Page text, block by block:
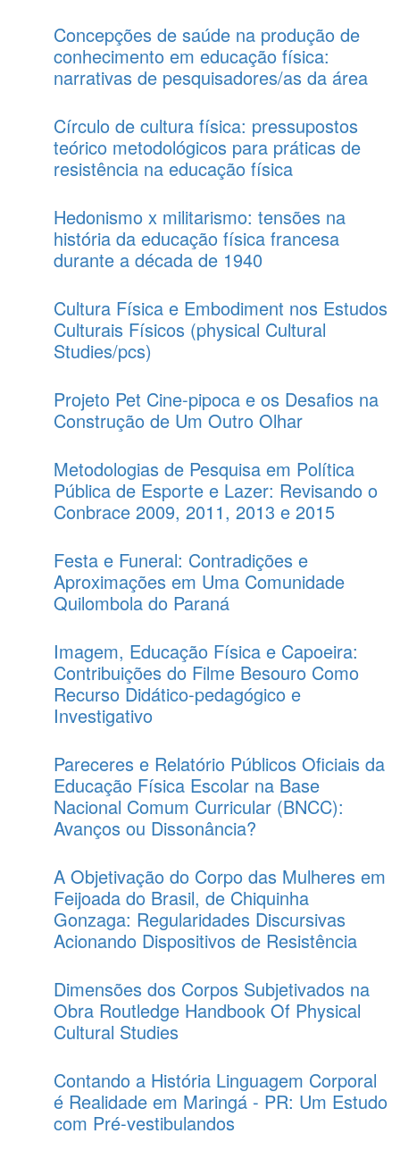
Concepções de saúde na produção de
conhecimento em educação física:
narrativas de pesquisadores/as da área
Círculo de cultura física: pressupostos
teórico metodológicos para práticas de
resistência na educação física
Hedonismo x militarismo: tensões na
história da educação física francesa
durante a década de 1940
Cultura Física e Embodiment nos Estudos
Culturais Físicos (physical Cultural
Studies/pcs)
Projeto Pet Cine-pipoca e os Desafios na
Construção de Um Outro Olhar
Metodologias de Pesquisa em Política
Pública de Esporte e Lazer: Revisando o
Conbrace 2009, 2011, 2013 e 2015
Festa e Funeral: Contradições e
Aproximações em Uma Comunidade
Quilombola do Paraná
Imagem, Educação Física e Capoeira:
Contribuições do Filme Besouro Como
Recurso Didático-pedagógico e
Investigativo
Pareceres e Relatório Públicos Oficiais da
Educação Física Escolar na Base
Nacional Comum Curricular (BNCC):
Avanços ou Dissonância?
A Objetivação do Corpo das Mulheres em
Feijoada do Brasil, de Chiquinha
Gonzaga: Regularidades Discursivas
Acionando Dispositivos de Resistência
Dimensões dos Corpos Subjetivados na
Obra Routledge Handbook Of Physical
Cultural Studies
Contando a História Linguagem Corporal
é Realidade em Maringá - PR: Um Estudo
com Pré-vestibulandos